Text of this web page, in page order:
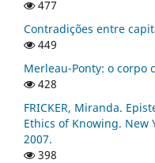
477
Contradições entre
449
Merleau-Ponty: o corpo
428
FRICKER, Miranda.
Ethics of Knowing. New
2007.
398